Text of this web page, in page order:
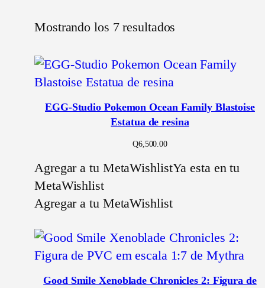
Mostrando los 7 resultados
EGG-Studio Pokemon Ocean Family Blastoise
Estatua de resina
Q6,500.00
Agregar a tu MetaWishlistYa esta en tu
MetaWishlist
Agregar a tu MetaWishlist
Good Smile Xenoblade Chronicles 2: Figura de